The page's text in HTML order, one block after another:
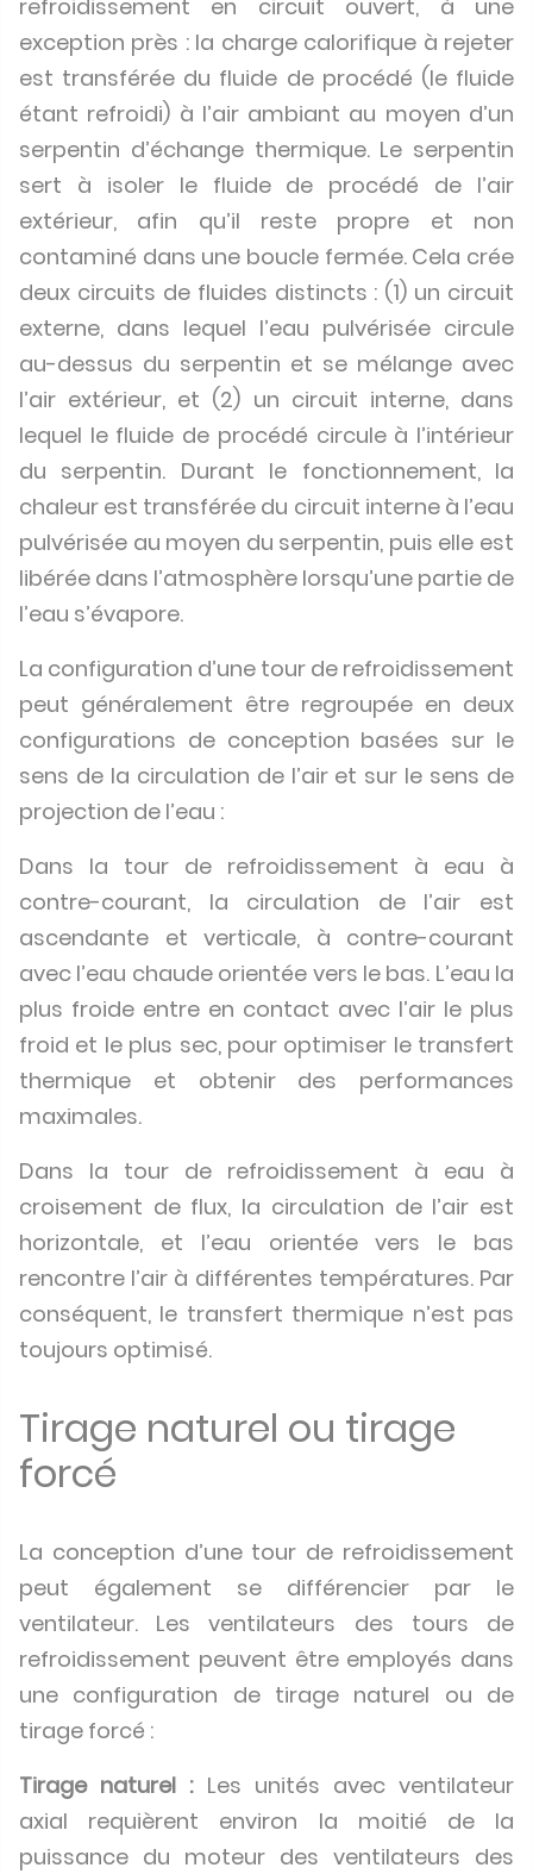
refroidissement en circuit ouvert, à une
exception près : la charge calorifique à rejeter
est transférée du fluide de procédé (le fluide
étant refroidi) à l’air ambiant au moyen d’un
serpentin d’échange thermique. Le serpentin
sert à isoler le fluide de procédé de l’air
extérieur, afin qu’il reste propre et non
contaminé dans une boucle fermée. Cela crée
deux circuits de fluides distincts : (1) un circuit
externe, dans lequel l’eau pulvérisée circule
au-dessus du serpentin et se mélange avec
l’air extérieur, et (2) un circuit interne, dans
lequel le fluide de procédé circule à l’intérieur
du serpentin. Durant le fonctionnement, la
chaleur est transférée du circuit interne à l’eau
pulvérisée au moyen du serpentin, puis elle est
libérée dans l’atmosphère lorsqu’une partie de
l’eau s’évapore.
La configuration d’une tour de refroidissement
peut généralement être regroupée en deux
configurations de conception basées sur le
sens de la circulation de l’air et sur le sens de
projection de l’eau :
Dans la tour de refroidissement à eau à
contre-courant, la circulation de l’air est
ascendante et verticale, à contre-courant
avec l’eau chaude orientée vers le bas. L’eau la
plus froide entre en contact avec l’air le plus
froid et le plus sec, pour optimiser le transfert
thermique et obtenir des performances
maximales.
Dans la tour de refroidissement à eau à
croisement de flux, la circulation de l’air est
horizontale, et l’eau orientée vers le bas
rencontre l’air à différentes températures. Par
conséquent, le transfert thermique n’est pas
toujours optimisé.
Tirage naturel ou tirage
forcé
La conception d’une tour de refroidissement
peut également se différencier par le
ventilateur. Les ventilateurs des tours de
refroidissement peuvent être employés dans
une configuration de tirage naturel ou de
tirage forcé :
Tirage naturel :Les unités avec ventilateur
axial requièrent environ la moitié de la
puissance du moteur des ventilateurs des